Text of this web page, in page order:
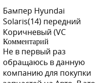
W13 - White Pearl
W13 - White Pearl
Бампер Hyundai
Solaris(14) передний
Коричневый (VC
Комментарий
Не в первый раз
обращаюсь в данную
компанию для покупки